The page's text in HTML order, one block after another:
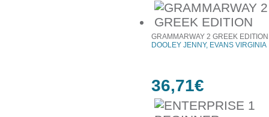
GRAMMARWAY 2 GREEK EDITION
DOOLEY JENNY, EVANS VIRGINIA
36,71€